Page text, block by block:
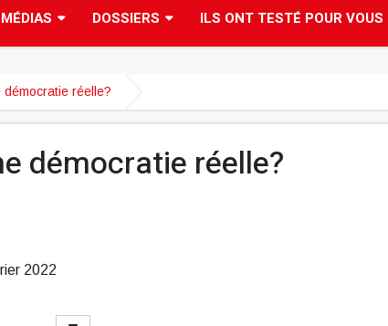
MÉDIAS DOSSIERS ILS ONT TESTÉ POUR VOUS
réelle?
démocratie réelle?
2022